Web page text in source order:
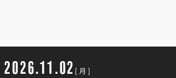
2026.11.02 [月]